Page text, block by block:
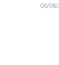
06/